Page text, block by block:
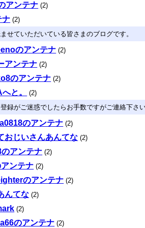
アンテナ (2)
ナ (2)
せていただいている皆さまのブログです。
のアンテナ (2)
アンテナ (2)
のアンテナ (2)
と。
(2)
録がご迷惑でしたらお手数ですがご連絡下さ
のアンテナ (2)
おじいさんあんてな (2)
アンテナ (2)
アンテナ (2)
のアンテナ (2)
んてな (2)
(2)
のアンテナ (2)